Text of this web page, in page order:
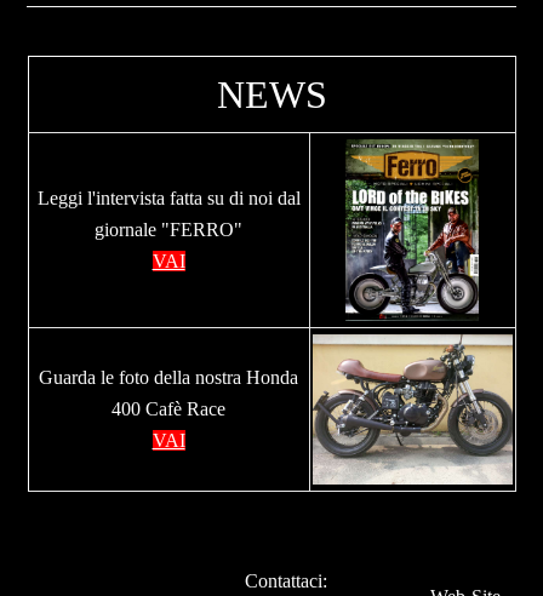
NEWS
Leggi l'intervista fatta su di noi dal
giornale "FERRO"
VAI
Guarda le foto della nostra Honda
400 Cafè Race
VAI
Contattaci: